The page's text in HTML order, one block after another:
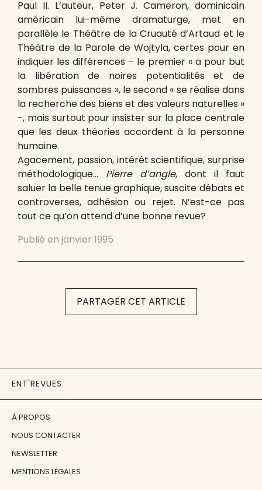
Paul II. L’auteur, Peter J. Cameron, dominicain
américain lui-même dramaturge, met en
parallèle le Théâtre de la Cruauté d’Artaud et le
Théâtre de la Parole de Wojtyla, certes pour en
indiquer les différences – le premier « a pour but
la libération de noires potentialités et de
sombres puissances », le second « se réalise dans
la recherche des biens et des valeurs naturelles »
-, mais surtout pour insister sur la place centrale
que les deux théories accordent à la personne
humaine.
Agacement, passion, intérêt scientifique, surprise
méthodologique… Pierre d’angle, dont il faut
saluer la belle tenue graphique, suscite débats et
controverses, adhésion ou rejet. N’est-ce pas
tout ce qu’on attend d’une bonne revue?
Publié en janvier 1995
PARTAGER CET ARTICLE
ENT'REVUES
À PROPOS
NOUS CONTACTER
NEWSLETTER
MENTIONS LÉGALES